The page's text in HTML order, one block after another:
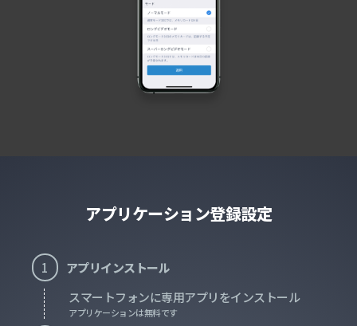
アプリケーション登録設定
1
アプリインストール
スマートフォンに専用アプリをインストール
アプリケーションは無料です